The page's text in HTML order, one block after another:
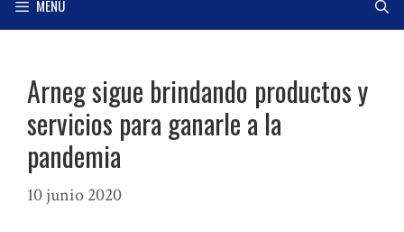
MENÚ
Arneg sigue brindando productos y
servicios para ganarle a la
pandemia
10 junio 2020